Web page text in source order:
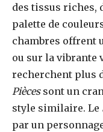
des tissus riches,
palette de
chambres offrent
ou sur la vibrante
recherchent plus
Piècessont un
style similaire. Le
par un